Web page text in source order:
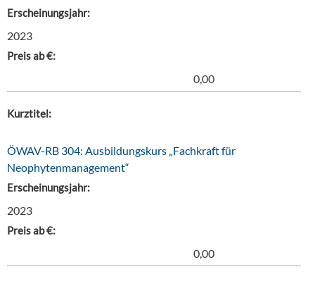
Erscheinungsjahr:
2023
Preis ab €:
0,00
Kurztitel:
ÖWAV-RB 304: Ausbildungskurs „Fachkraft für
Neophytenmanagement“
Erscheinungsjahr:
2023
Preis ab €:
0,00